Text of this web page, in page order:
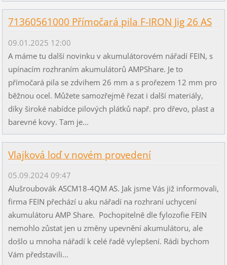
71360561000 Přímočará pila F-IRON Jig 26 AS
09.01.2025 12:00
A máme tu další novinku v akumulátorovém nářadí FEIN, s
upínacím rozhraním akumulátorů AMPShare. Je to
přímočará pila se zdvihem 26 mm a s prořezem 12 mm pro
běžnou ocel. Můžete samozřejmě řezat i další materiály,
díky široké nabídce pilových plátků např. pro dřevo, plast a
barevné kovy. Tam je...
Vlajková loď v novém provedení
05.09.2024 09:47
Alušroubovák ASCM18-4QM AS. Jak jsme Vás již informovali,
firma FEIN přechází u aku nářadí na rozhraní uchycení
akumulátoru AMP Share. Pochopitelně dle fylozofie FEIN
nemohlo zůstat jen u změny upevnění akumulátoru, ale
došlo u mnoha nářadí k celé řadě vylepšení. Rádi bychom
Vám představili...